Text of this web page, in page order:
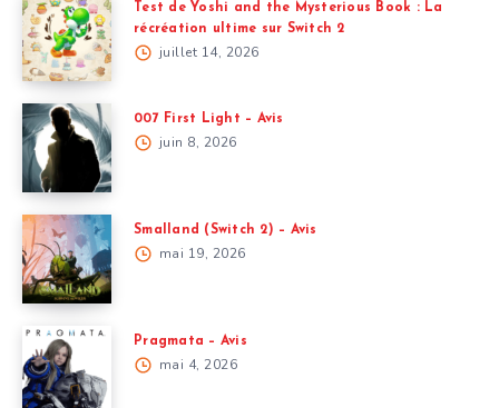
Test de Yoshi and the Mysterious Book : La
récréation ultime sur Switch 2
juillet 14, 2026
007 First Light – Avis
juin 8, 2026
Smalland (Switch 2) – Avis
mai 19, 2026
Pragmata – Avis
mai 4, 2026